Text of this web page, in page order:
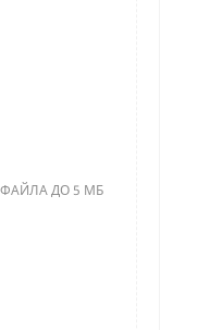
ФАЙЛА ДО 5 МБ